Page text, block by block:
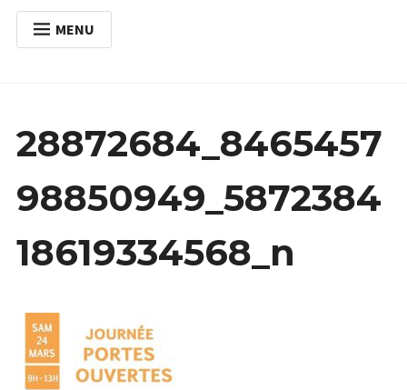
MENU
NOTRE PROJET
child
menu
TRANSPORTS
CONTACT
28872684_8465457
98850949_5872384
18619334568_n